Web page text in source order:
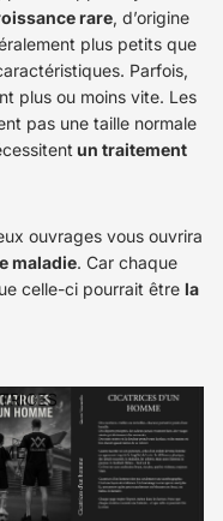
rare, d’origine
plus petits que
Parfois,
plus ou moins vite. Les
pas une taille normale
un traitement
ouvrages vous ouvrira
maladie. Car chaque
celle-ci pourrait être la